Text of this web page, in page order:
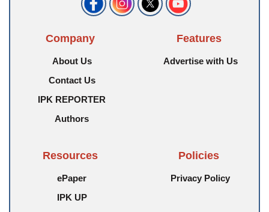
Company
About Us
Contact Us
IPK REPORTER
Authors
Features
Advertise with Us
Resources
ePaper
IPK UP
Policies
Privacy Policy